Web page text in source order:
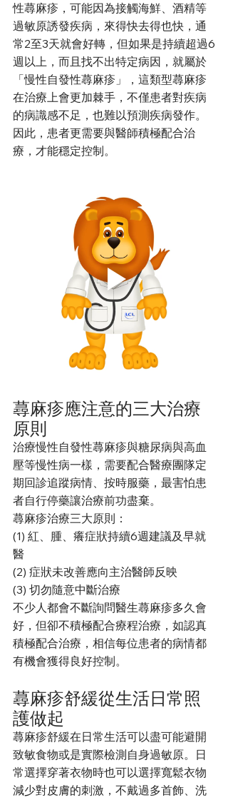
性蕁麻疹，可能因為接觸海鮮、酒精等
過敏原誘發疾病，來得快去得也快，通
常2至3天就會好轉，但如果是持續超過6
週以上，而且找不出特定病因，就屬於
「慢性自發性蕁麻疹」，這類型蕁麻疹
在治療上會更加棘手，不僅患者對疾病
的病識感不足，也難以預測疾病發作。
因此，患者更需要與醫師積極配合治
療，才能穩定控制。
蕁麻疹應注意的三大治療
原則
治療慢性自發性蕁麻疹與糖尿病與高血
壓等慢性病一樣，需要配合醫療團隊定
期回診追蹤病情、按時服藥，最害怕患
者自行停藥讓治療前功盡棄。
蕁麻疹治療三大原則：
(1) 紅、腫、癢症狀持續6週建議及早就
醫
(2) 症狀未改善應向主治醫師反映
(3) 切勿隨意中斷治療
不少人都會不斷詢問醫生蕁麻疹多久會
好，但卻不積極配合療程治療，如認真
積極配合治療，相信每位患者的病情都
有機會獲得良好控制。
蕁麻疹舒緩從生活日常照
護做起
蕁麻疹舒緩在日常生活可以盡可能避開
致敏食物或是實際檢測自身過敏原。日
常選擇穿著衣物時也可以選擇寬鬆衣物
減少對皮膚的刺激，不戴過多首飾、洗